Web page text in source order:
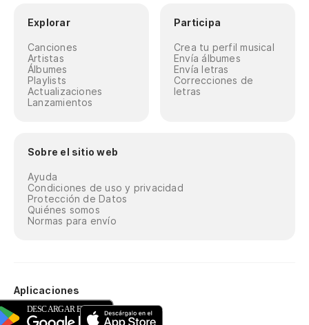
Explorar
Canciones
Artistas
Álbumes
Playlists
Actualizaciones
Lanzamientos
Participa
Crea tu perfil musical
Envía álbumes
Envía letras
Correcciones de
letras
Sobre el sitio web
Ayuda
Condiciones de uso y privacidad
Protección de Datos
Quiénes somos
Normas para envío
Aplicaciones